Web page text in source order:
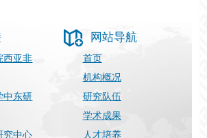
西亚非
中东研
究中心
网站导航
首页
机构概况
研究队伍
学术成果
人才培养